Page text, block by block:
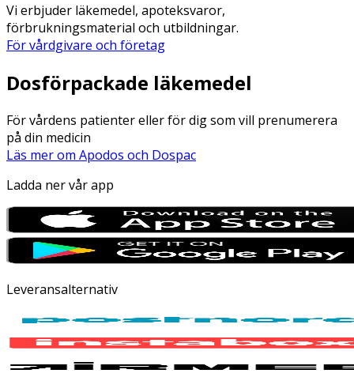
Vi erbjuder läkemedel, apoteksvaror,
förbrukningsmaterial och utbildningar.
För vårdgivare och företag
Dosförpackade läkemedel
För vårdens patienter eller för dig som vill prenumerera
på din medicin
Läs mer om Apodos och Dospac
Ladda ner vår app
Leveransalternativ